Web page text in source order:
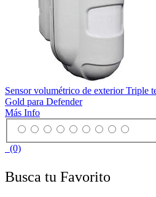
Sensor volumétrico de exterior Triple
Gold para Defender
Más Info
(0)
Busca tu Favorito